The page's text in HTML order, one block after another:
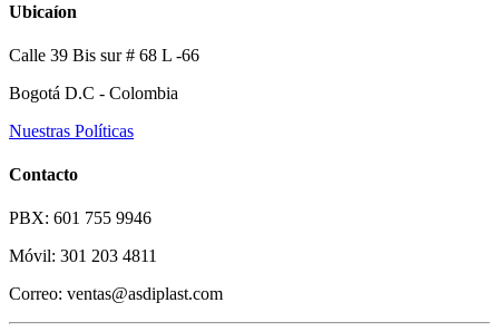
Ubicaíon
Calle 39 Bis sur # 68 L -66
Bogotá D.C - Colombia
Nuestras Políticas
Contacto
PBX: 601 755 9946
Móvil: 301 203 4811
Correo: ventas@asdiplast.com